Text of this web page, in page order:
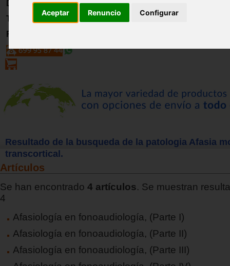
Aceptar Renuncio Configurar
Directorio
Trabajo
Registro
Resultado de la busqueda de la patologia Afasia
transcortical.
Artículos
Se han encontrado 4 artículos. Se muestran
4
Afasiología en fonoaudiología, (Parte I)
Afasiología en fonoaudiología, (Parte II)
Afasiología en fonoaudiología, (Parte III)